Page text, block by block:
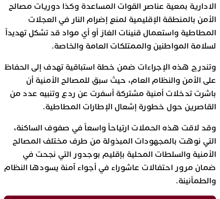
الادارية بمعية عناصر القوات المساعدة وكذا دوريات مصالح
الأمن بالمنطقة الإقليمية لمنع إضرام النار في العجلات
المطاطية واستعمال قنينات الغاز أو أي مواد قد تشكل تهديداً
لسلامة المواطنين والممتلكات العامة والخاصة.
وتندرج هذه الإجراءات ضمن خطة استباقية تهدف إلى الحفاظ
على الأمن والنظام العام، حيث سبق للمصالح الأمنية أن
باشرت تدخلات أمنية مشتركة أسفرت عن ردع وتنبيه عدد من
القاصرين حول خطورة إشعال الإطارات المطاطية.
وقد لاقت هذه الحملات ارتياحاً واسعاً في صفوف الساكنة،
التي نوهت بالمجهودات المبذولة من طرف مختلف المصالح
الأمنية والسلطات المحلية بإقليم بوجدور التي نجحت في
ضمان مرور احتفالات عاشوراء في أجواء آمنة يسودها النظام
والطمأنينة.